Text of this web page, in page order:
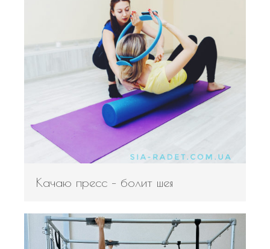
Качаю пресс – болит шея